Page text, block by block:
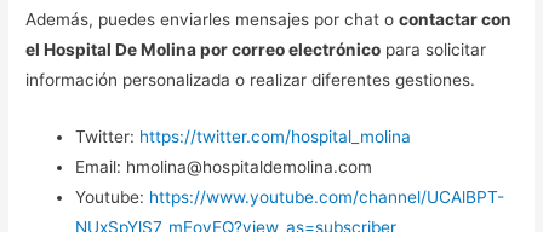
Además, puedes enviarles mensajes por chat ocontactar con
el Hospital De Molina por correo electrónico para solicitar
información personalizada o realizar diferentes gestiones.
Twitter: https://twitter.com/hospital_molina
Email: hmolina@hospitaldemolina.com
Youtube: https://www.youtube.com/channel/UCAlBPT-
NUxSpYlS7_mEovEQ?view_as=subscriber